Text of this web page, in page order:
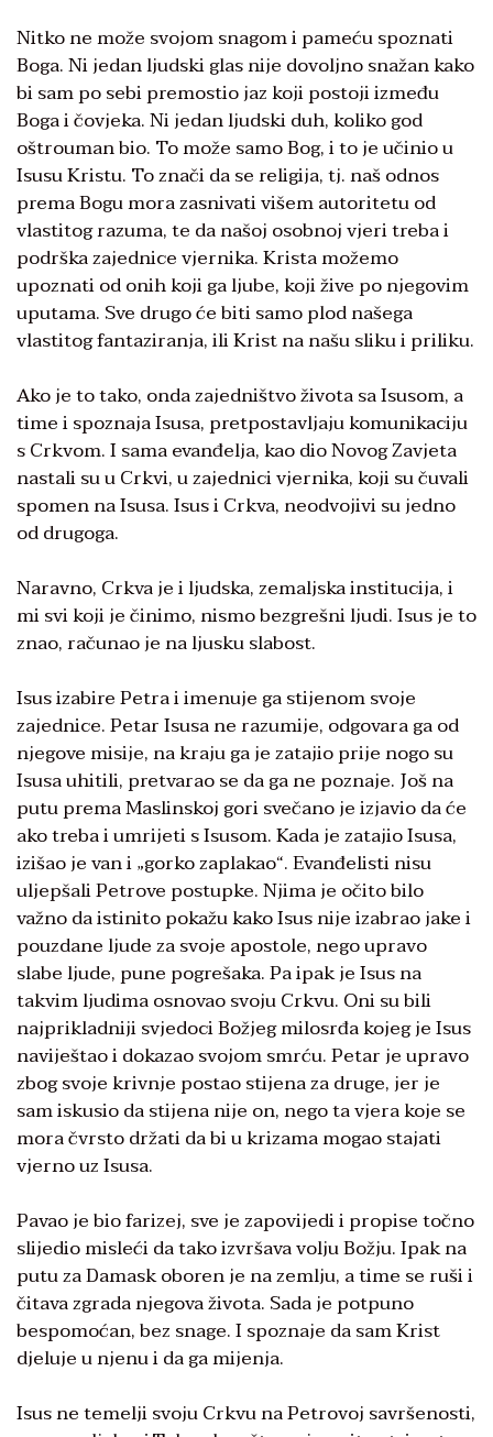
Nitko ne može svojom snagom i pameću spoznati
Boga. Ni jedan ljudski glas nije dovoljno snažan kako
bi sam po sebi premostio jaz koji postoji između
Boga i čovjeka. Ni jedan ljudski duh, koliko god
oštrouman bio. To može samo Bog, i to je učinio u
Isusu Kristu. To znači da se religija, tj. naš odnos
prema Bogu mora zasnivati višem autoritetu od
vlastitog razuma, te da našoj osobnoj vjeri treba i
podrška zajednice vjernika. Krista možemo
upoznati od onih koji ga ljube, koji žive po njegovim
uputama. Sve drugo će biti samo plod našega
vlastitog fantaziranja, ili Krist na našu sliku i priliku.
Ako je to tako, onda zajedništvo života sa Isusom, a
time i spoznaja Isusa, pretpostavljaju komunikaciju
s Crkvom. I sama evanđelja, kao dio Novog Zavjeta
nastali su u Crkvi, u zajednici vjernika, koji su čuvali
spomen na Isusa. Isus i Crkva, neodvojivi su jedno
od drugoga.
Naravno, Crkva je i ljudska, zemaljska institucija, i
mi svi koji je činimo, nismo bezgrešni ljudi. Isus je to
znao, računao je na ljusku slabost.
Isus izabire Petra i imenuje ga stijenom svoje
zajednice. Petar Isusa ne razumije, odgovara ga od
njegove misije, na kraju ga je zatajio prije nogo su
Isusa uhitili, pretvarao se da ga ne poznaje. Još na
putu prema Maslinskoj gori svečano je izjavio da će
ako treba i umrijeti s Isusom. Kada je zatajio Isusa,
izišao je van i „gorko zaplakao“. Evanđelisti nisu
uljepšali Petrove postupke. Njima je očito bilo
važno da istinito pokažu kako Isus nije izabrao jake i
pouzdane ljude za svoje apostole, nego upravo
slabe ljude, pune pogrešaka. Pa ipak je Isus na
takvim ljudima osnovao svoju Crkvu. Oni su bili
najprikladniji svjedoci Božjeg milosrđa kojeg je Isus
naviještao i dokazao svojom smrću. Petar je upravo
zbog svoje krivnje postao stijena za druge, jer je
sam iskusio da stijena nije on, nego ta vjera koje se
mora čvrsto držati da bi u krizama mogao stajati
vjerno uz Isusa.
Pavao je bio farizej, sve je zapovijedi i propise točno
slijedio misleći da tako izvršava volju Božju. Ipak na
putu za Damask oboren je na zemlju, a time se ruši i
čitava zgrada njegova života. Sada je potpuno
bespomoćan, bez snage. I spoznaje da sam Krist
djeluje u njenu i da ga mijenja.
Isus ne temelji svoju Crkvu na Petrovoj savršenosti,